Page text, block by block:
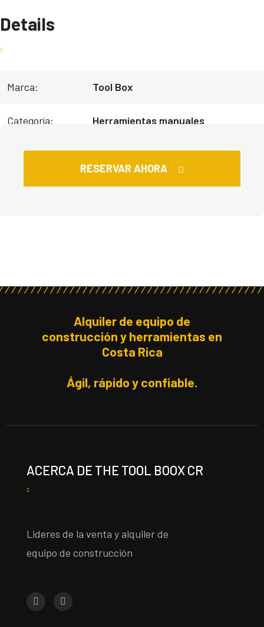
Details
Marca: Tool Box
Categoría: Herramientas manuales
RESERVAR AHORA
Alquiler de equipo de
construcción y herramientas en
Costa Rica
Ágil, rápido y confiable.
ACERCA DE THE TOOL BOOX CR
Lideres de la venta y alquiler de
equipo de construcción